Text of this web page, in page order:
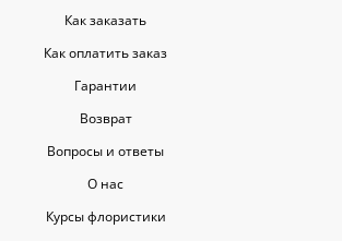
Как заказать
Как оплатить заказ
Гарантии
Возврат
Вопросы и ответы
О нас
Курсы флористики